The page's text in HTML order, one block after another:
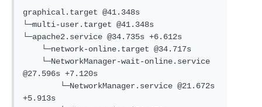
graphical.target @41.348s
└─multi-user.target @41.348s
└─apache2.service @34.735s +6.612s
@27.596s +7.120s
+5.913s